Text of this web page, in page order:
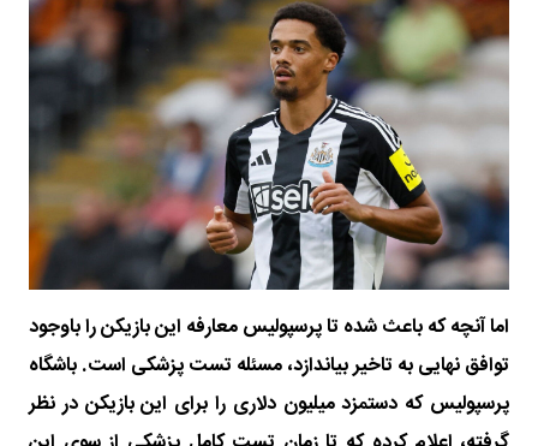
اما آنچه که باعث شده تا پرسپولیس معارفه این بازیکن را باوجود
توافق نهایی به تاخیر بیاندازد، مسئله تست پزشکی است. باشگاه
پرسپولیس که دستمزد میلیون دلاری را برای این بازیکن در نظر